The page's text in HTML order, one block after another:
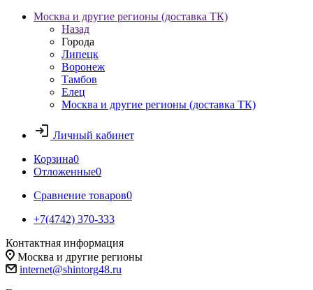
Москва и другие регионы (доставка ТК)
Назад
Города
Липецк
Воронеж
Тамбов
Елец
Москва и другие регионы (доставка ТК)
Личный кабинет
Корзина0
Отложенные0
Сравнение товаров0
+7(4742) 370-333
Контактная информация
Москва и другие регионы
internet@shintorg48.ru